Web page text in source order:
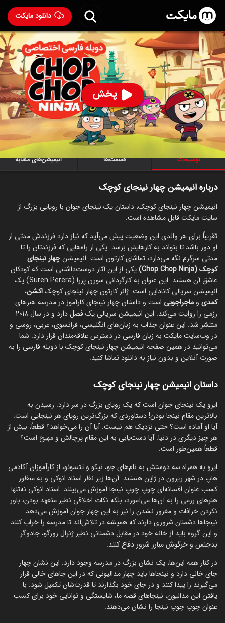
دانلود مایکت
پخش
انیمیشن چهار نینجای کوچک با دوبله فارسی - Chop Chop
Ninja 2018
۲۸۷ 83% ۶.۴
ساخت کانادا سال 2018
رده سنی ۷+
سریال
انیمیشن
توضیحات قسمت‌ها انیمیشن‌های مشابه
درباره انیمیشن چهار نینجای کوچک
انیمیشن چهار نینجای کوچک، داستان یک نینجای جوان با رویایی بزرگ از
سایت مایکت قابل مشاهده است.
تقریباً برای هر والدی این وضعیت پیش می‌آید که نیاز دارد فرزندش مدتی از
او دور باشد تا بتواند به کارهایش برسد. یکی از راه‌هایی که فرزندتان را تا
مدتی سرگرم نگه می‌دارد، تماشای کارتون است. انیمیشنچهار نینجای
کوچک (Chop Chop Ninja)
یکی از این آثار دوست‌داشتنی است که کودکان
عاشق آن هستند. این عنوان به کارگردانی سورن پررا (Suren Perera) یک
انیمیشن سریالی کانادایی است. ژانر کارتون چهار نینجای کوچکاکشن،
کمدی و ماجراجویی است و داستان چهار نینجای کارآموز در مدرسه هنرهای
رزمی را روایت می‌کند. این انیمیشن سریالی یک فصل دارد و در سال 2018
منتشر شد. این عنوان جذاب به زبان‌های انگلیسی، فرانسوی، عربی، روسی و
در وب‌سایت مایکت به زبان فارسی در دسترس علاقه‌مندان قرار دارد. شما
می‌توانید در همین صفحه انیمیشن چهار نینجای کوچک با دوبله فارسی را به
صورت آنلاین و بدون نیاز به دانلود تماشا کنید.
داستان انیمیشن چهار نینجای کوچک
ایرو یک نینجای جوان است که یک رویای بزرگ در سر دارد: رسیدن به
بالاترین مقام نینجا بودن! دستاوردی که بزرگ‌ترین رویای هر نینجایی است.
آیا او آماده است؟ حتی نزدیک هم نیست. آیا آن را می‌خواهد؟ قطعاً، بیش از
هر چیز دیگری در دنیا. آیا دست‌یابی به این مقام پرچالش و مهیج است؟
قطعاً همین‌طور است.
ایرو به همراه سه دوستش به نام‌های جو، نیکو و تتسوئو، از کارآموزان آکادمی
هاپ در شهر ریزون در ژاپن هستند. آن‌ها زیر نظر استاد انوکی و به منظور
کسب عنوان افسانه‌ای چوپ چوپ نینجا آموزش می‌بینند. استاد انوکی نه‌تنها
هنرهای رزمی را به آن‌ها می‌آموزد، بلکه نکات اخلاقی نظیر متعهد بودن، باور
نکردن خرافات و مغرور نشدن را نیز به این چهار جوان آموزش می‌دهد.
نینجاها دشمنان شروری دارند که همیشه در تلاش‌ا‌ند تا مدرسه را خراب کنند
و این گروه باید از خانه خود در مقابل دشمنانی نظیر ژنرال زورگو، جادوگر
بدجنس و خرگوش مبارز شرور دفاع کنند.
در کنار همه این‌ها، یک نشان بزرگ در مدرسه وجود دارد. این نشان چهار
جای خالی دارد و نینجاها باید چهار مدالیونی که در این جاهای خالی قرار
می‌گیرند را پیدا کنند و در جای خود بگذارند تا قدرت‌شان تکمیل شود. با
یافتن این مدالیون، نینجاهای قصه ما، شایستگی و توانایی خود برای کسب
عنوان چوپ چوپ نینجا را نشان می‌دهند.